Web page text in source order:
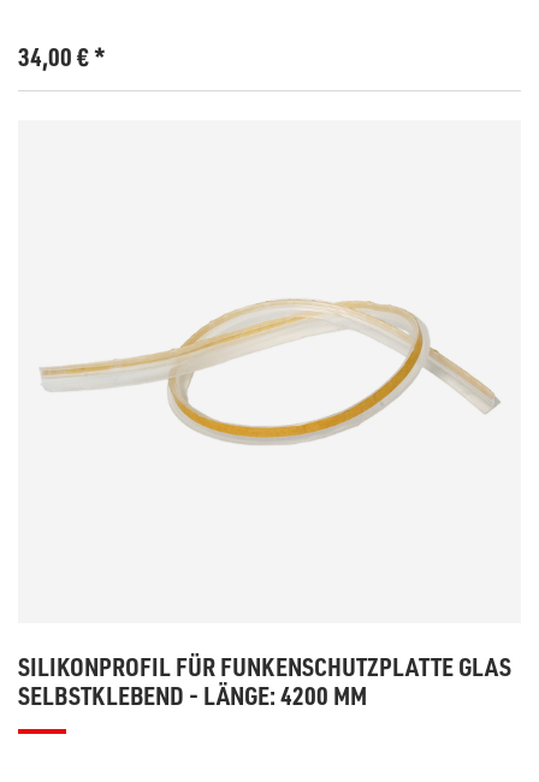
34,00€*
SILIKONPROFIL FÜR FUNKENSCHUTZPLATTE GLAS
SELBSTKLEBEND - LÄNGE: 4200 MM